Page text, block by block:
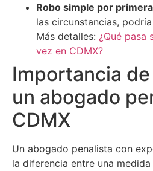
Robo simple por
las circunstancias,
Más detalles: ¿Qué pasa
vez en CDMX?
Importancia
un abogado
CDMX
Un abogado penalista con
la diferencia entre una